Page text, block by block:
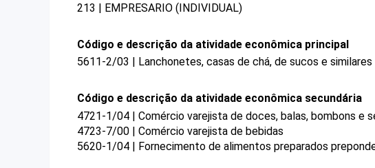
213 | EMPRESARIO (INDIVIDUAL)
Código e descrição da atividade econômica principal
5611-2/03 | Lanchonetes, casas de chá, de sucos e similares
Código e descrição da atividade econômica secundária
4721-1/04 | Comércio varejista de doces, balas, bombons e
4723-7/00 | Comércio varejista de bebidas
5620-1/04 | Fornecimento de alimentos preparados